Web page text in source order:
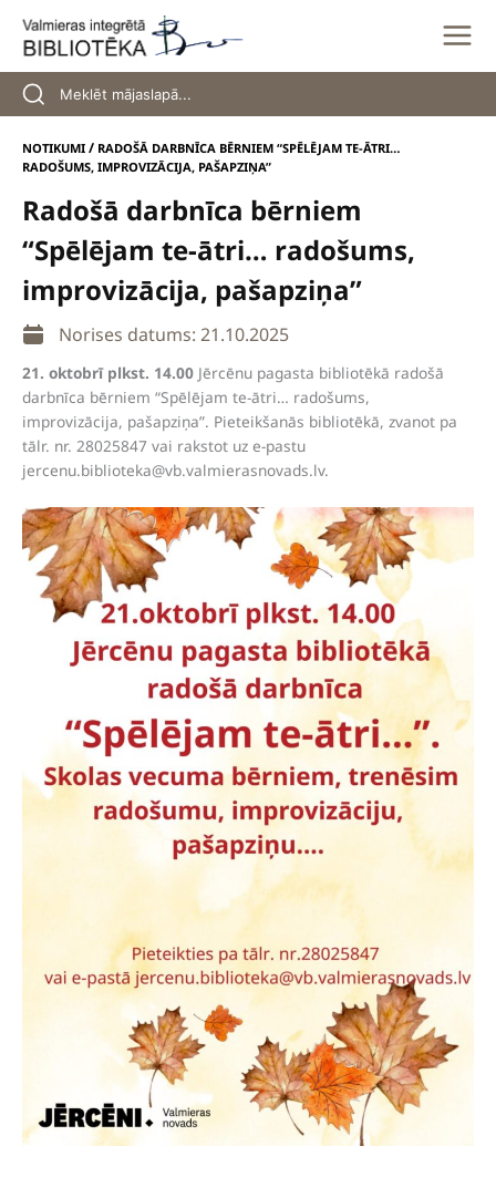
content
NOTIKUMI / RADOŠĀ DARBNĪCA BĒRNIEM “SPĒLĒJAM TE-ĀTRI…
RADOŠUMS, IMPROVIZĀCIJA, PAŠAPZIŅA”
Radošā darbnīca bērniem
“Spēlējam te-ātri… radošums,
improvizācija, pašapziņa”
Norises datums: 21.10.2025
21. oktobrī plkst. 14.00 Jērcēnu pagasta bibliotēkā radošā
darbnīca bērniem “Spēlējam te-ātri… radošums,
improvizācija, pašapziņa”. Pieteikšanās bibliotēkā, zvanot pa
tālr. nr. 28025847 vai rakstot uz e-pastu
jercenu.biblioteka@vb.valmierasnovads.lv.